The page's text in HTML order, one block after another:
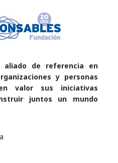
aliado de referencia en
y personas
valor sus iniciativas
juntos un mundo